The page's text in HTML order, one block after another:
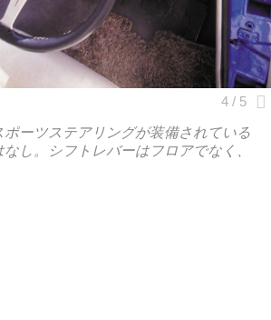
ーツステアリングが装備されている
し。シフトレバーはフロアでなく、